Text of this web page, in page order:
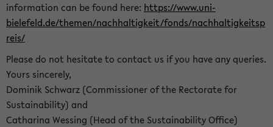
information can be found here: https://www.uni-
bielefeld.de/themen/nachhaltigkeit/fonds/nachhaltigkeitsp
reis/
Please do not hesitate to contact us if you have any queries.
Yours sincerely,
Dominik Schwarz (Commissioner of the Rectorate for
Sustainability) and
Catharina Wessing (Head of the Sustainability Office)